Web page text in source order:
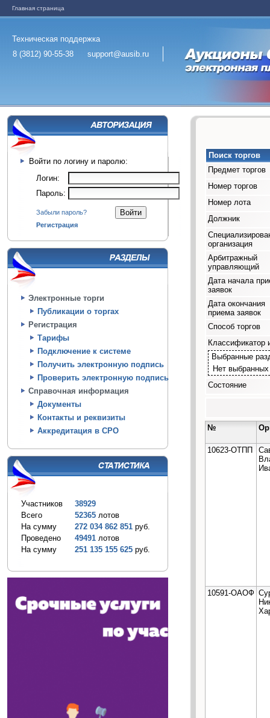
Главная страница
Техническая поддержка
8 (3812) 90-55-38
support@ausib.ru
Войти по логину и паролю:
Логин:
Пароль:
Забыли пароль?
Регистрация
Электронные торги
Публикации о торгах
Регистрация
Тарифы
Подключение к системе
Получить электронную подпись
Проверить электронную подпись
Справочная информация
Документы
Контакты и реквизиты
Аккредитация в СРО
Участников
38929
Всего
52365 лотов
На сумму
272 034 862 851 руб.
Проведено
49491 лотов
На сумму
251 135 155 625 руб.
Поиск торгов
Предмет торгов
Номер торгов
Номер лота
Должник
организация
Арбитражный
управляющий
Дата начала
заявок
Дата окончания
приема заявок
Способ торгов
Классификатор
Выбранные
Нет
Состояние
№
10623-ОТПП
10591-ОАОФ